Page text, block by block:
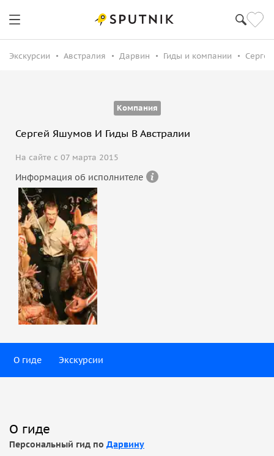
Экскурсии Австралия Дарвин Гиды и компании
Компания
Сергей Яшумов И Гиды В Австралии
На сайте с 07 марта 2015
Информация об исполнителе
О гиде Экскурсии
О гиде
Персональный гид по Дарвину